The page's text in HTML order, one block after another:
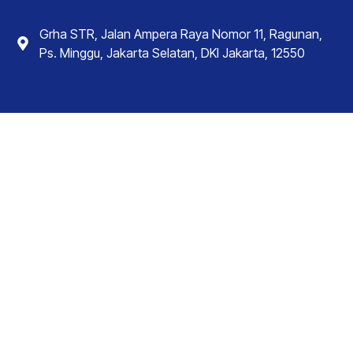
Grha STR, Jalan Ampera Raya Nomor 11, Ragunan,
Ps. Minggu, Jakarta Selatan, DKI Jakarta, 12550